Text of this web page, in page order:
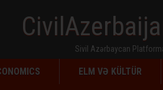
Sivil Azərbaycan
ELM VƏ KÜLTÜR